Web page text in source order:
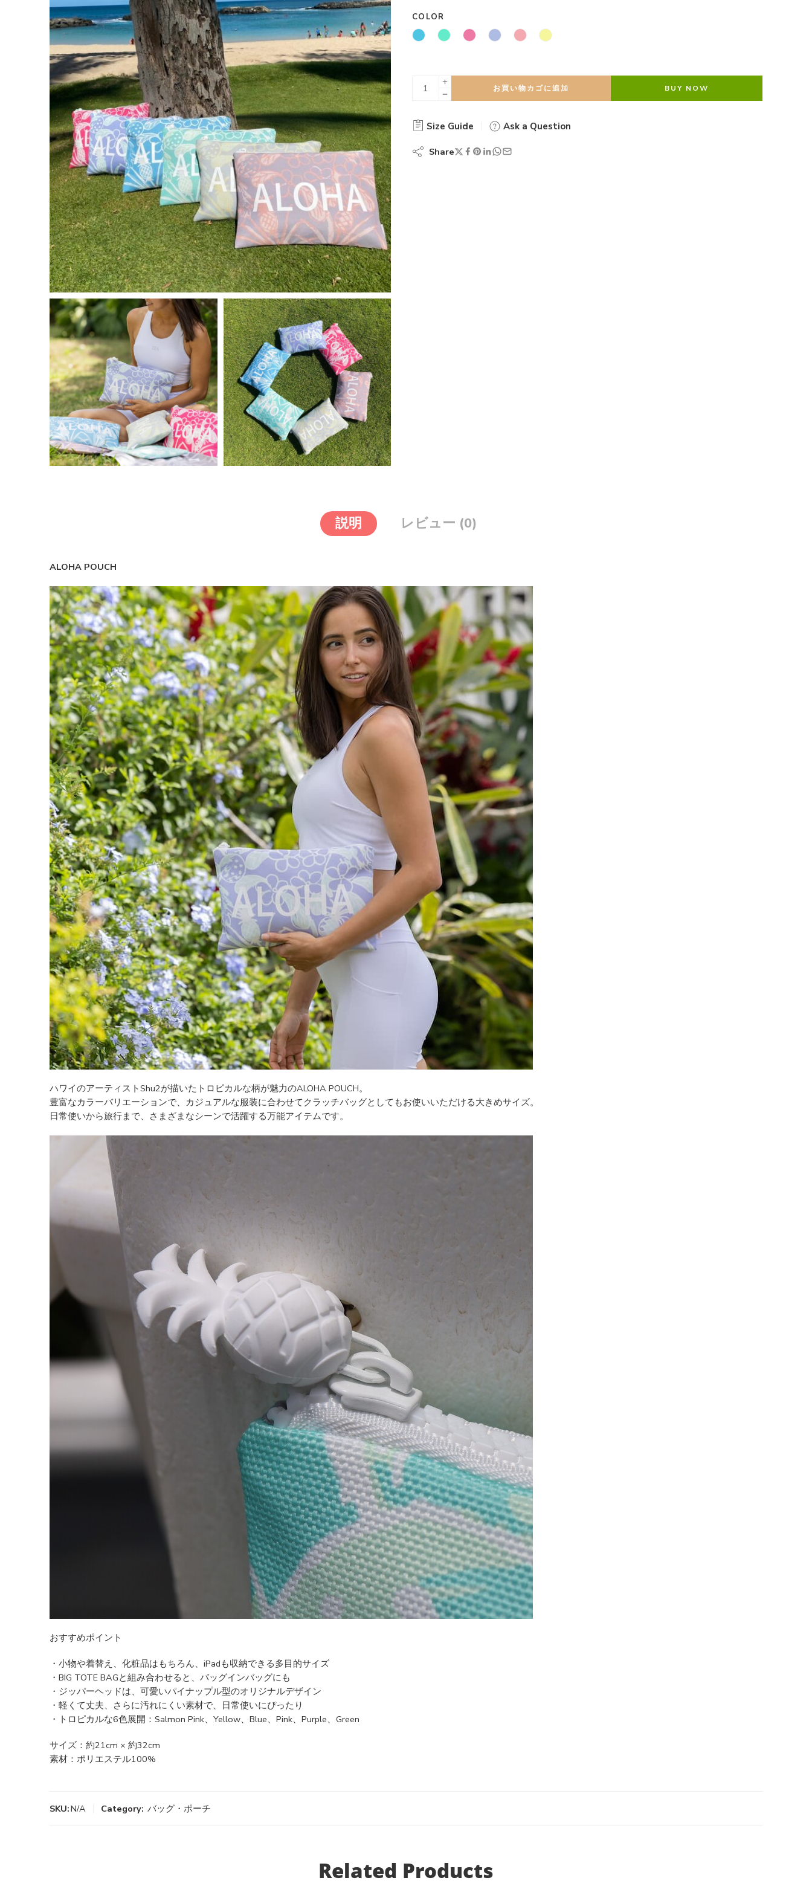
COLOR
お買い物カゴに追加 BUY NOW
Size Guide Ask a Question
Share
説明 レビュー (0)
ALOHA POUCH
ハワイのアーティストShu2が描いたトロピカルな柄が魅力のALOHA POUCH。
豊富なカラーバリエーションで、カジュアルな服装に合わせてクラッチバッグとしてもお使いいただける大きめサイズ。
日常使いから旅行まで、さまざまなシーンで活躍する万能アイテムです。
おすすめポイント
・小物や着替え、化粧品はもちろん、iPadも収納できる多目的サイズ
・BIG TOTE BAGと組み合わせると、バッグインバッグにも
・ジッパーヘッドは、可愛いパイナップル型のオリジナルデザイン
・軽くて丈夫、さらに汚れにくい素材で、日常使いにぴったり
・トロピカルな6色展開：Salmon Pink、Yellow、Blue、Pink、Purple、Green
サイズ：約21cm × 約32cm
素材：ポリエステル100%
SKU:N/A Category: バッグ・ポーチ
Related Products